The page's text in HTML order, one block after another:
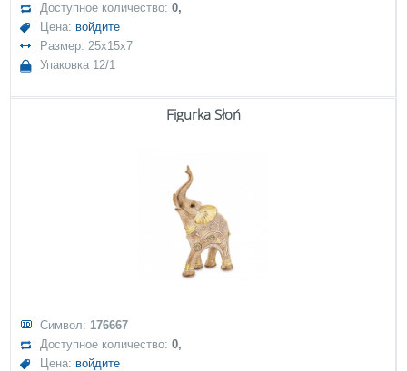
Доступное количество:0,
Цена: войдите
Размер: 25x15x7
Упаковка 12/1
Figurka Słoń
Символ: 176667
Доступное количество:0,
Цена: войдите